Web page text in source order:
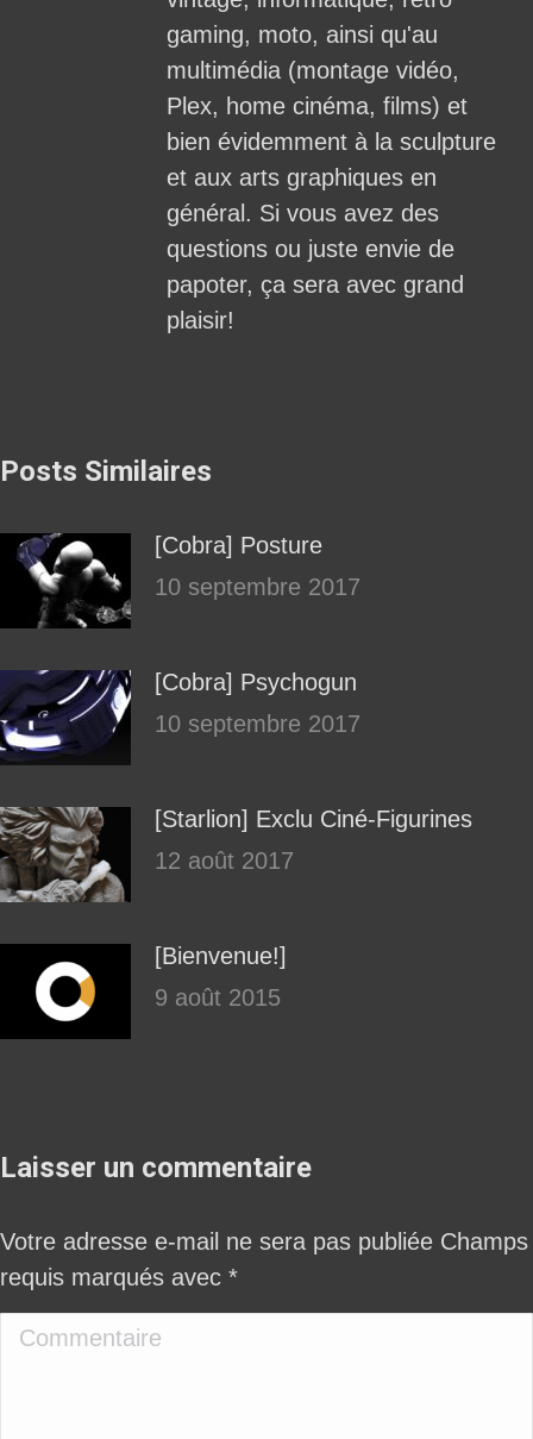
gaming, moto, ainsi qu'au
multimédia (montage vidéo,
Plex, home cinéma, films) et
bien évidemment à la sculpture
et aux arts graphiques en
général. Si vous avez des
questions ou juste envie de
papoter, ça sera avec grand
plaisir!
Posts Similaires
[Cobra] Posture
10 septembre 2017
[Cobra] Psychogun
10 septembre 2017
[Starlion] Exclu Ciné-Figurines
12 août 2017
[Bienvenue!]
9 août 2015
Laisser un commentaire
Votre adresse e-mail ne sera pas publiée Champs
requis marqués avec *
Commentaire